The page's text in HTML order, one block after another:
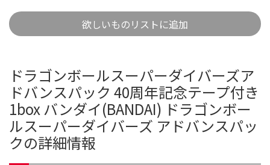
欲しいものリストに追加
ドラゴンボールスーパーダイバーズア
ドバンスパック 40周年記念テープ付き
1box バンダイ(BANDAI) ドラゴンボー
ルスーパーダイバーズ アドバンスパッ
クの詳細情報